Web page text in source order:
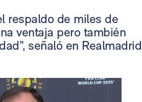
respaldo de miles de
ventaja pero también
señaló en Realmadrid